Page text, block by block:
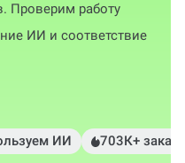
Проверим работу
ИИ и соответствие
ИИ 703К+